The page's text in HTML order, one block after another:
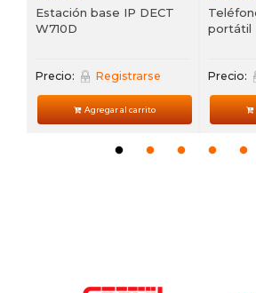
Estación base IP DECT
W710D
Precio: Registrarse
Agregar al carrito
portátil
Precio: